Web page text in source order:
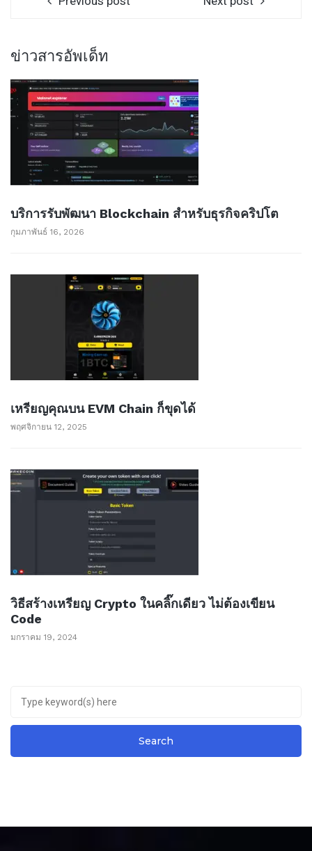
ข่าวสารอัพเด็ท
บริการรับพัฒนา Blockchain สำหรับธุรกิจคริปโต
กุมภาพันธ์ 16, 2026
เหรียญคุณบน EVM Chain ก็ขุดได้
พฤศจิกายน 12, 2025
วิธีสร้างเหรียญ Crypto ในคลิ๊กเดียว ไม่ต้องเขียน
Code
มกราคม 19, 2024